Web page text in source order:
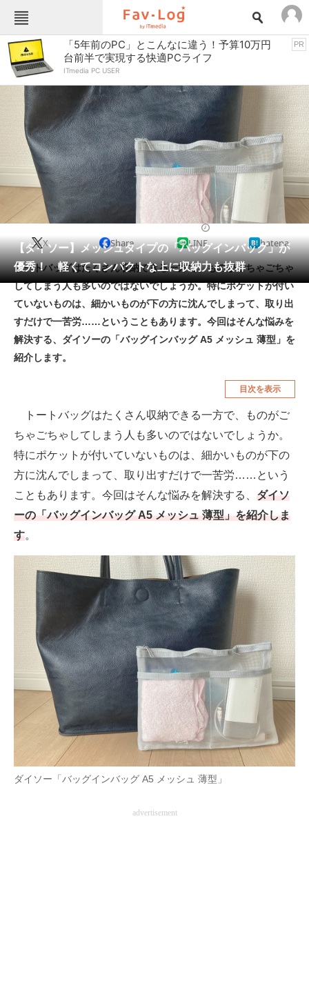
Fav-Logカテゴリー一覧
TOP アウトドア用品
インテリア・収納 おもちゃ・ホビー
カメラ キッチン家電
キッチン用品 ゲーム
コンテンツ・サービス スイーツ・お菓子
スポーツ・レジャー スマホ・携帯電話
パソコン・タブレット ファッション
ペット 家電
工具・DIY 本・DVD・CD
生活家電 生活用品
空調・季節家電 美容・コスメ
腕時計
食器・グラス・カトラリー
注目記事を集めた総合ページ
ITの今と未来を見通す
進化するPCとデバイスの未来
好きが集まる 比べて選べる
ビジネスと働き方のヒント
AI活用のいまが分かる
企業ITのトレンドを詳説
経営リーダーのコミュニティ
マーケ×ITの今がよく分かる
ITエンジニア向け専門サイト
「5年前のPC」とこんなに違う！予算10万円
台前半で実現する快適PCライフ
ITmedia PC USER
PR
【ダイソー】メッシュタイプの「バッグインバッグ」が
優秀！ 軽くてコンパクトな上に収納力も抜群
X Share LINE hatena
トートバッグはたくさん収納できる一方で、ものがごちゃごちゃ
してしまう人も多いのではないでしょうか。特にポケットが付い
ていないものは、細かいものが下の方に沈んでしまって、取り出
すだけで一苦労……ということもあります。今回はそんな悩みを
解決する、ダイソーの「バッグインバッグ A5 メッシュ 薄型」を
紹介します。
目次を表示
トートバッグはたくさん収納できる一方で、ものがご
ちゃごちゃしてしまう人も多いのではないでしょうか。
特にポケットが付いていないものは、細かいものが下の
方に沈んでしまって、取り出すだけで一苦労……という
こともあります。今回はそんな悩みを解決する、 ダイソ
ーの「バッグインバッグ A5 メッシュ 薄型」を紹介しま
す。
ダイソー「バッグインバッグ A5 メッシュ 薄型」
advertisement